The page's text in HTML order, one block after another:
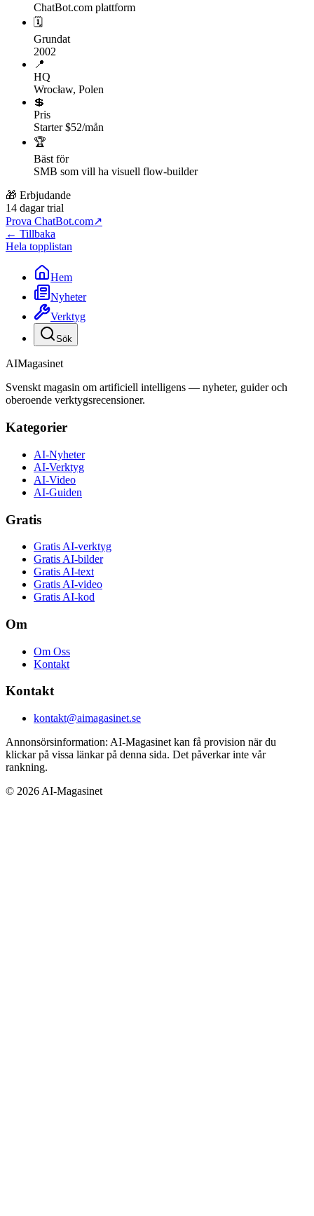
ChatBot.com plattform
🗓
Grundat
2002
📍
HQ
Wrocław, Polen
💲
Pris
Starter $52/mån
🏆
Bäst för
SMB som vill ha visuell flow-builder
🎁 Erbjudande
14 dagar trial
Prova ChatBot.com↗
← Tillbaka
Hela topplistan
Hem
Nyheter
Verktyg
Sök
AIMagasinet
Svenskt magasin om artificiell intelligens — nyheter, guider och
oberoende verktygsrecensioner.
Kategorier
AI-Nyheter
AI-Verktyg
AI-Video
AI-Guiden
Gratis
Gratis AI-verktyg
Gratis AI-bilder
Gratis AI-text
Gratis AI-video
Gratis AI-kod
Om
Om Oss
Kontakt
Kontakt
kontakt@aimagasinet.se
Annonsörsinformation: AI-Magasinet kan få provision när du
klickar på vissa länkar på denna sida. Det påverkar inte vår
rankning.
© 2026 AI-Magasinet